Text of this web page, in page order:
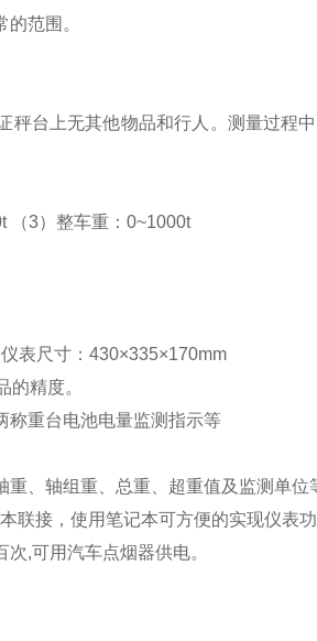
范围。
秤台上无其他物品和行人。测量过程
（3）整车重：0~1000t
表尺寸：430×335×170mm
精度。
称重台电池电量监测指示等
、轴组重、总重、超重值及监测单位
联接，使用笔记本可方便的实现仪表功
,可用汽车点烟器供电。